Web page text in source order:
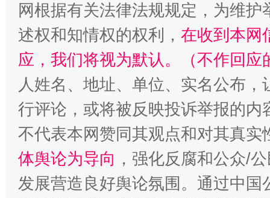
网根据有关法律法规规定，为维
述权和知情权的权利， 在收到本网
应，我们将视为默认。（不作回应
人姓名、地址、单位、实名公布
行评论，或将被反映投诉举报的
不代表本网赞同其观点和对其真实
体舆论为导向 ，强化反腐和公众/
发展营造良好舆论氛围。通过中